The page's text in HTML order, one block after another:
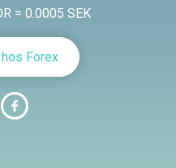
= 0.0005 SEK
Forex